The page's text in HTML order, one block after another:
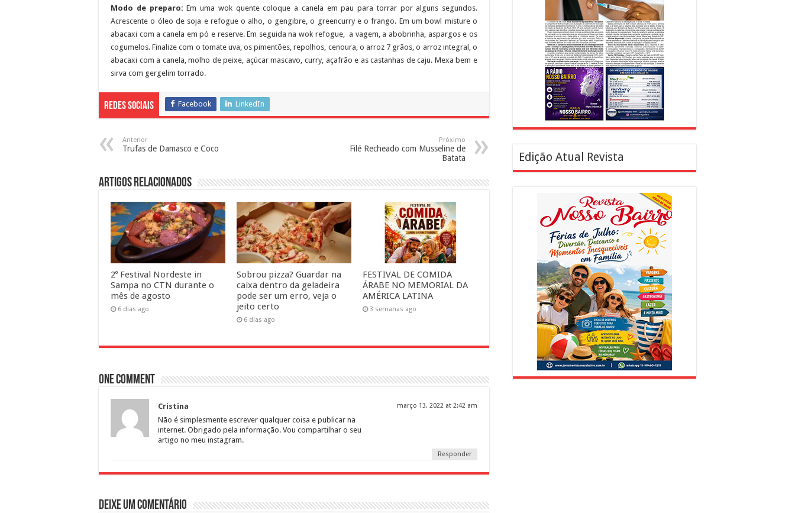
Modo de preparo: Em uma wok quente coloque a canela em pau para torrar por alguns segundos.
Acrescente o óleo de soja e refogue o alho, o gengibre, o greencurry e o frango. Em um bowl misture o
abacaxi com a canela em pó e reserve. Em seguida na wok refogue, a vagem, a abobrinha, aspargos e os
cogumelos. Finalize com o tomate uva, os pimentões, repolhos, cenoura, o arroz 7 grãos, o arroz integral, o
abacaxi com a canela, molho de peixe, açúcar mascavo, curry, açafrão e as castanhas de caju. Mexa bem e
sirva com gergelim torrado.
Redes Sociais Facebook LinkedIn
Anterior
Trufas de Damasco e Coco
Próximo
Filé Recheado com Musseline de
Batata
Artigos Relacionados
2º Festival Nordeste in
Sampa no CTN durante o
mês de agosto
6 dias ago
Sobrou pizza? Guardar na
caixa dentro da geladeira
pode ser um erro, veja o
jeito certo
6 dias ago
FESTIVAL DE COMIDA
ÁRABE NO MEMORIAL DA
AMÉRICA LATINA
3 semanas ago
One comment
Cristina março 13, 2022 at 2:42 am
Não é simplesmente escrever qualquer coisa e publicar na
internet. Obrigado pela informação. Vou compartilhar o seu
artigo no meu instagram.
Responder
Deixe um comentário
Edição Atual Revista